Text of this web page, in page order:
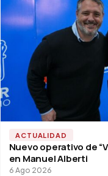
ACTUALIDAD
Nuevo operativo de
en Manuel Alberti
6 Ago 2026